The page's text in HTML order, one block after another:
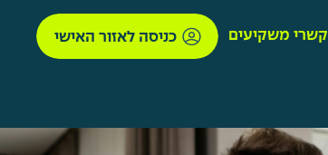
קשרי משקיעים כניסה לאזור האישי